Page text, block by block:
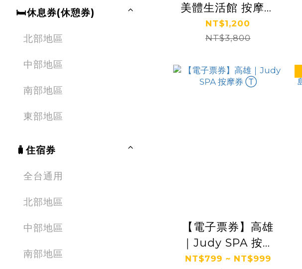
🛏休息券(休憩券)
北部地區
中部地區
南部地區
東部地區
🧳住宿券
全台通用
北部地區
中部地區
南部地區
美體生活館 按摩券
Ⓗ
NT$1,200
NT$3,800
【電子票券】高雄
｜Judy SPA 按摩
券 Ⓣ
NT$799 ~ NT$999